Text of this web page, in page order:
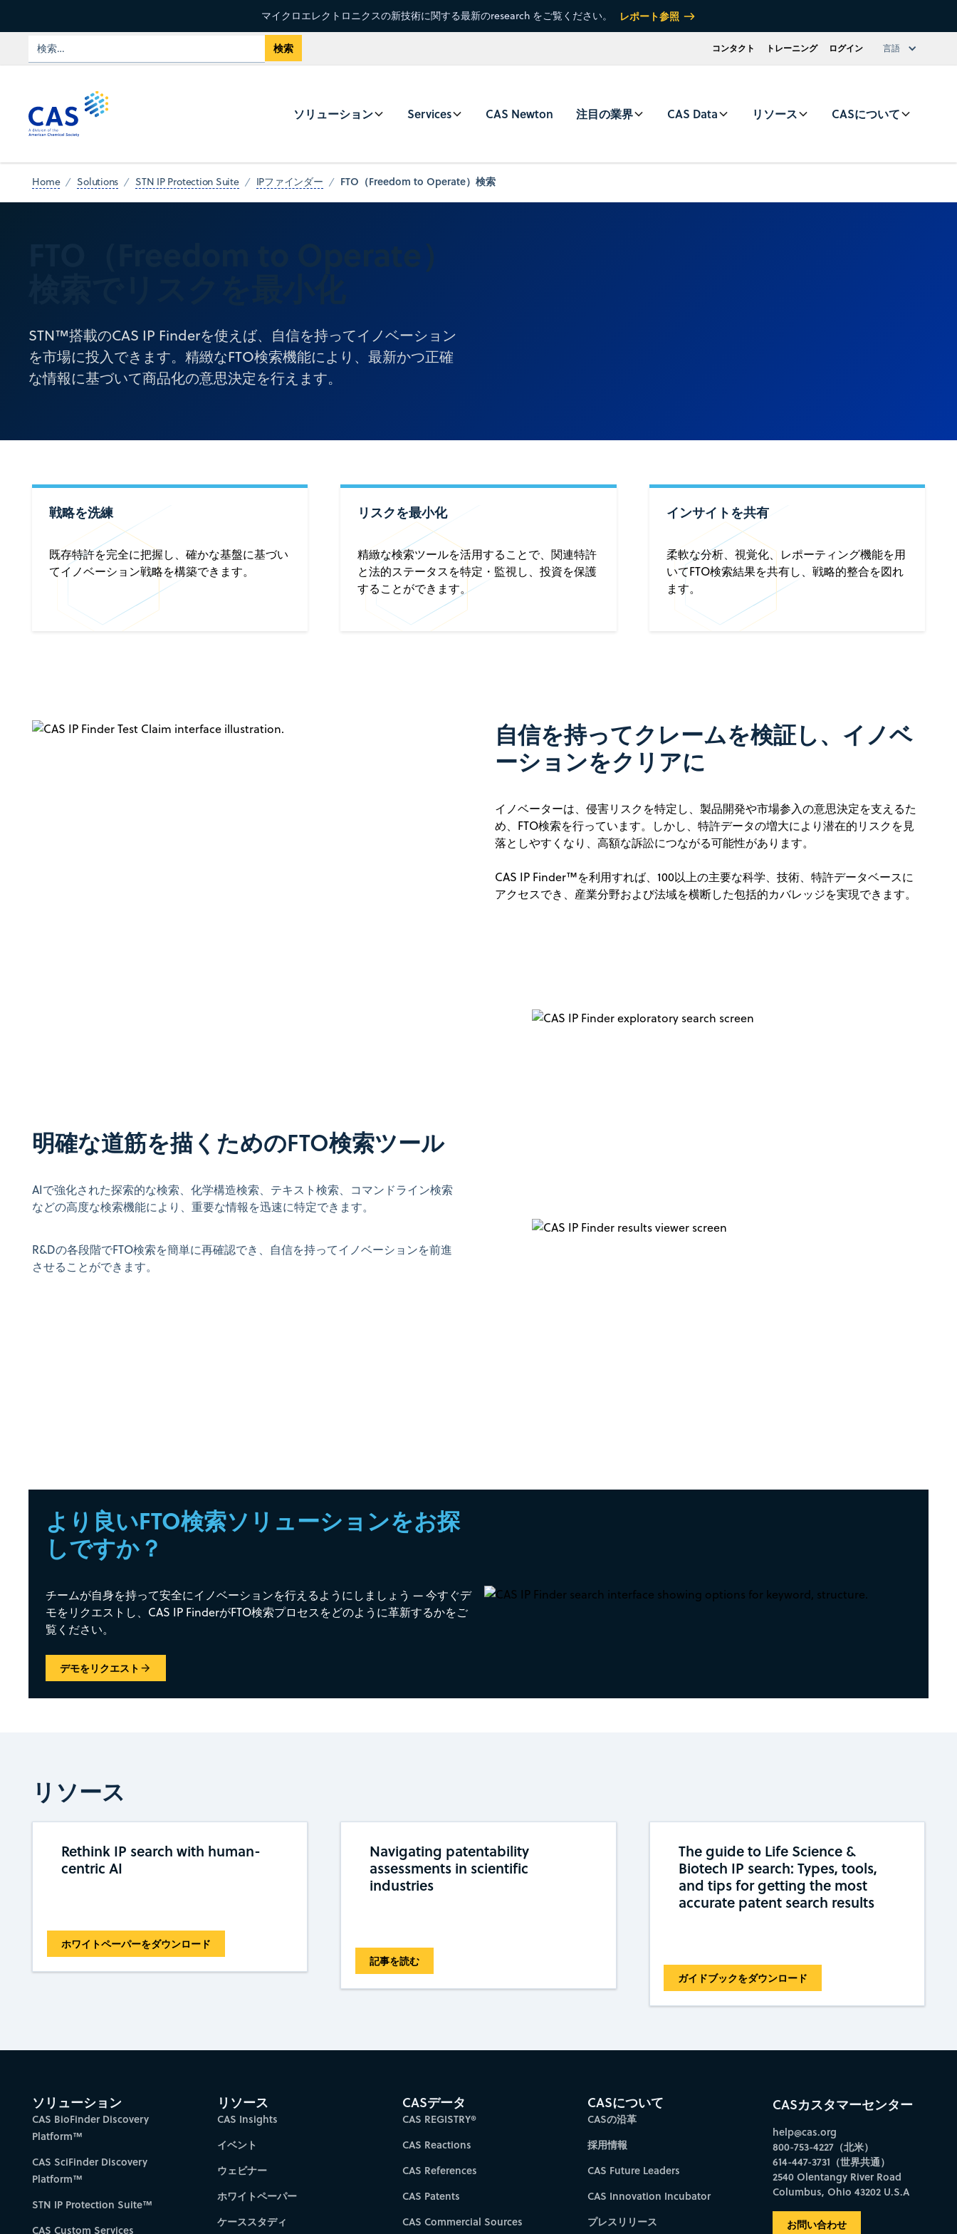
マイクロエレクトロニクスの新技術に関する最新のresearch をご覧ください。 レポート参照
コンタクト トレーニング ログイン 言語
ソリューション Services CAS Newton 注目の業界 CAS Data リソース CASについて
Home Solutions STN IP Protection Suite IPファインダー FTO（Freedom to Operate）検索
FTO（Freedom to Operate）
STN™搭載のCAS IP Finderを使えば、自信を持ってイノベーション
を市場に投入できます。精緻なFTO検索機能により、最新かつ正確
な情報に基づいて商品化の意思決定を行えます。
戦略を洗練
既存特許を完全に把握し、確かな基盤に基づい
てイノベーション戦略を構築できます。
リスクを最小化
精緻な検索ツールを活用することで、関連特許
と法的ステータスを特定・監視し、投資を保護
することができます。
インサイトを共有
柔軟な分析、視覚化、レポーティング機能を用
いてFTO検索結果を共有し、戦略的整合を図れ
ます。
自信を持ってクレームを検証し、イノベ
ーションをクリアに
イノベーターは、侵害リスクを特定し、製品開発や市場参入の意思決定を支えるた
め、FTO検索を行っています。しかし、特許データの増大により潜在的リスクを見
落としやすくなり、高額な訴訟につながる可能性があります。
CAS IP Finder™を利用すれば、100以上の主要な科学、技術、特許データベースに
アクセスでき、産業分野および法域を横断した包括的カバレッジを実現できます。
明確な道筋を描くためのFTO検索ツール
AIで強化された探索的な検索、化学構造検索、テキスト検索、コマンドライン検索
などの高度な検索機能により、重要な情報を迅速に特定できます。
R&Dの各段階でFTO検索を簡単に再確認でき、自信を持ってイノベーションを前進
させることができます。
より良いFTO検索ソリューションをお探
しですか？
チームが自身を持って安全にイノベーションを行えるようにしましょう — 今すぐデ
モをリクエストし、CAS IP FinderがFTO検索プロセスをどのように革新するかをご
覧ください。
デモをリクエスト
リソース
Rethink IP search with human-
centric AI
ホワイトペーパーをダウンロード
Navigating patentability
assessments in scientific
industries
記事を読む
The guide to Life Science &
Biotech IP search: Types, tools,
and tips for getting the most
accurate patent search results
ガイドブックをダウンロード
ソリューション
CAS BioFinder Discovery
Platform™
CAS SciFinder Discovery
Platform™
STN IP Protection Suite™
CAS Custom Services
リソース
CAS Insights
イベント
ウェビナー
ホワイトペーパー
ケーススタディ
CASデータ
CAS REGISTRY®
CAS Reactions
CAS References
CAS Patents
CAS Commercial Sources
CASについて
CASの沿革
採用情報
CAS Future Leaders
CAS Innovation Incubator
プレスリリース
CASカスタマーセンター
help@cas.org
800-753-4227（北米）
614-447-3731（世界共通）
2540 Olentangy River Road
Columbus, Ohio 43202 U.S.A
お問い合わせ